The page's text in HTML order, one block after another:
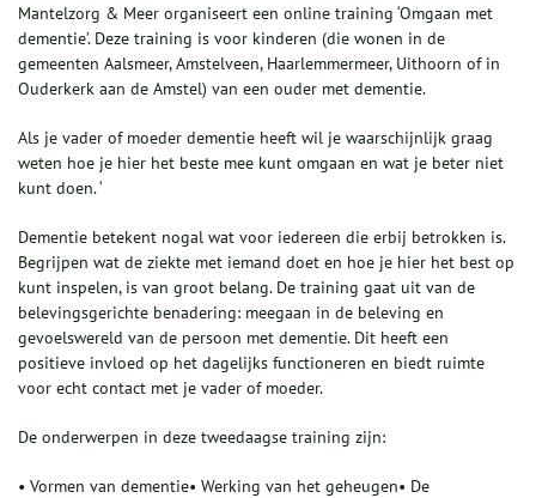
Mantelzorg & Meer organiseert een online training ‘Omgaan met
dementie’. Deze training is voor kinderen (die wonen in de
gemeenten Aalsmeer, Amstelveen, Haarlemmermeer, Uithoorn of in
Ouderkerk aan de Amstel) van een ouder met dementie.
Als je vader of moeder dementie heeft wil je waarschijnlijk graag
weten hoe je hier het beste mee kunt omgaan en wat je beter niet
kunt doen. ‘
Dementie betekent nogal wat voor iedereen die erbij betrokken is.
Begrijpen wat de ziekte met iemand doet en hoe je hier het best op
kunt inspelen, is van groot belang. De training gaat uit van de
belevingsgerichte benadering: meegaan in de beleving en
gevoelswereld van de persoon met dementie. Dit heeft een
positieve invloed op het dagelijks functioneren en biedt ruimte
voor echt contact met je vader of moeder.
De onderwerpen in deze tweedaagse training zijn:
• Vormen van dementie• Werking van het geheugen• De